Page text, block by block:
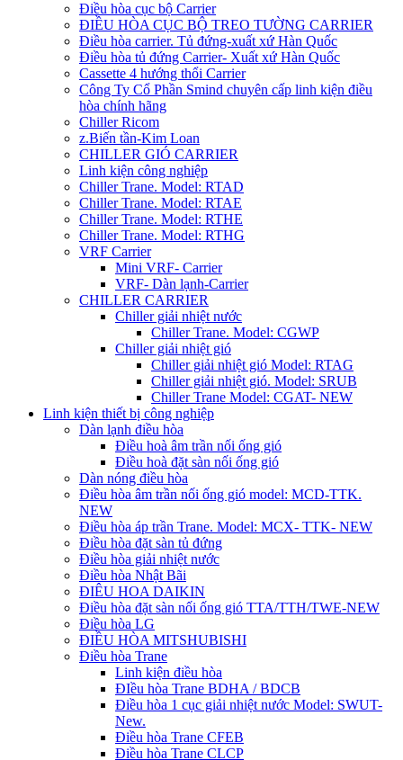
Điều hòa cục bộ Carrier
ĐIỀU HÒA CỤC BỘ TREO TƯỜNG CARRIER
Điều hòa carrier. Tủ đứng-xuất xứ Hàn Quốc
Điều hòa tủ đứng Carrier- Xuất xứ Hàn Quốc
Cassette 4 hướng thổi Carrier
Công Ty Cổ Phần Smind chuyên cấp linh kiện điều
hòa chính hãng
Chiller Ricom
z.Biến tần-Kim Loan
CHILLER GIÓ CARRIER
Linh kiện công nghiệp
Chiller Trane. Model: RTAD
Chiller Trane. Model: RTAE
Chiller Trane. Model: RTHE
Chiller Trane. Model: RTHG
VRF Carrier
Mini VRF- Carrier
VRF- Dàn lạnh-Carrier
CHILLER CARRIER
Chiller giải nhiệt nước
Chiller Trane. Model: CGWP
Chiller giải nhiệt gió
Chiller giải nhiệt gió Model: RTAG
Chiller giải nhiệt gió. Model: SRUB
Chiller Trane Model: CGAT- NEW
Linh kiện thiết bị công nghiệp
Dàn lạnh điều hòa
Điều hoà âm trần nối ống gió
Điều hoà đặt sàn nối ống gió
Dàn nóng điều hòa
Điều hòa âm trần nối ống gió model: MCD-TTK.
NEW
Điều hòa áp trần Trane. Model: MCX- TTK- NEW
Điều hòa đặt sàn tủ đứng
Điều hòa giải nhiệt nước
Điều hòa Nhật Bãi
ĐIÊU HOA DAIKIN
Điều hòa đặt sàn nối ống gió TTA/TTH/TWE-NEW
Điều hòa LG
ĐIỀU HÒA MITSHUBISHI
Điều hòa Trane
Linh kiện điều hòa
ĐIều hòa Trane BDHA / BDCB
Điều hòa 1 cục giải nhiệt nước Model: SWUT-
New.
Điều hòa Trane CFEB
Điều hòa Trane CLCP